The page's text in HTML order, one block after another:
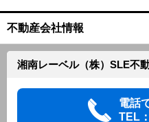
不動産会社情報
湘南レーベル（株）SLE不
電話
TEL